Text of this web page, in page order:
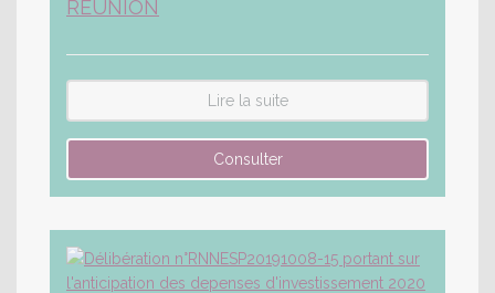
REUNION
Lire la suite